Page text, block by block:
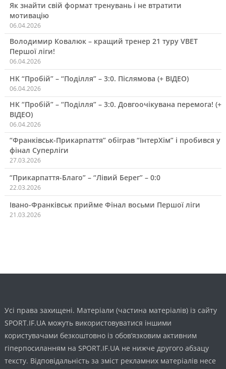
Як знайти свій формат тренувань і не втратити
мотивацію
06.04.2026
Володимир Ковалюк – кращий тренер 21 туру VBET
Першої ліги!
06.04.2026
НК “Пробій” – “Поділля” – 3:0. Післямова (+ ВІДЕО)
06.04.2026
НК “Пробій” – “Поділля” – 3:0. Довгоочікувана перемога! (+
ВІДЕО)
06.04.2026
“Франківськ-Прикарпаття” обіграв “ІнтерХім” і пробився у
фінал Суперліги
27.03.2026
“Прикарпаття-Благо” – “Лівий Берег” – 0:0
22.03.2026
Івано-Франківськ прийме Фінал восьми Першої ліги
21.03.2026
Усі права захищені. Матеріали (частина матеріалів) із сайту
SPORT.IF.UA можуть використовуватися іншими
користувачами безкоштовно із обов’язковим активним
гіперпосиланням на SPORT.IF.UA не нижче другого абзацу
тексту. Відповідальність за зміст рекламних матеріалів несе